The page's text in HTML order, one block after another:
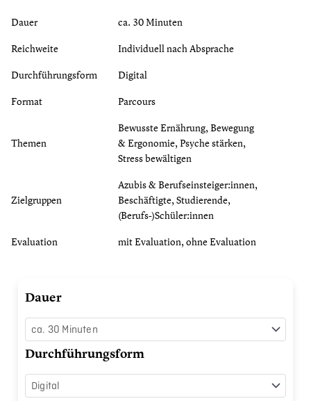
Dauer
ca. 30 Minuten
Reichweite
Individuell nach Absprache
Durchführungsform
Digital
Format
Parcours
Themen
Bewusste Ernährung, Bewegung
& Ergonomie, Psyche stärken,
Stress bewältigen
Zielgruppen
Azubis & Berufseinsteiger:innen,
Beschäftigte, Studierende,
(Berufs-)Schüler:innen
Evaluation
mit Evaluation, ohne Evaluation
Dauer
Durchführungsform
Osterspecial